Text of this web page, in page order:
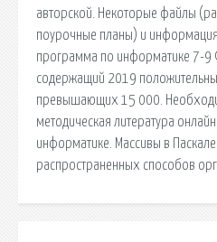
авторской. Некоторые файлы
поурочные планы) и
программа по информатике 7-9
содержащий 2019
превышающих 15 000.
методическая литература
информатике. Массивы в
распространенных способов